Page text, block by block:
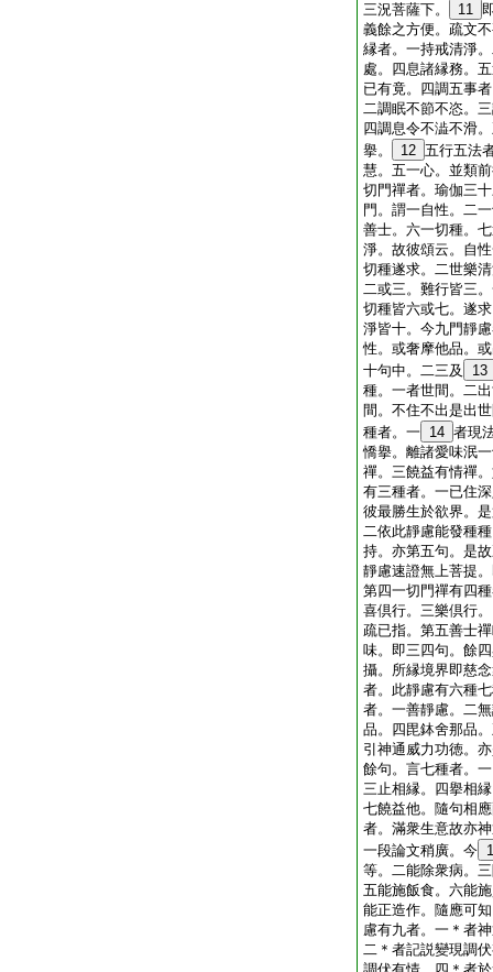
三況菩薩下。
11
義餘之方便。疏文
縁者。一持戒清淨
處。四息諸縁務。
已有竟。四調五事
二調眠不節不恣。
四調息令不澁不滑
擧。
12 五行五法
慧。五一心。並類
切門禪者。瑜伽三
門。謂一自性。二
善士。六一切種。
淨。故彼頌云。自
切種遂求。二世樂
二或三。難行皆三
切種皆六或七。遂
淨皆十。今九門靜
性。或奢摩他品。
十句中。二三及
13
種。一者世間。二
間。不住不出是出
種者。一 14 者現
憍擧。離諸愛味泯
禪。三饒益有情禪
有三種者。一已住
彼最勝生於欲界。
二依此靜慮能發種
持。亦第五句。是
靜慮速證無上菩提
第四一切門禪有四
喜倶行。三樂倶行
疏已指。第五善士
味。即三四句。餘
攝。所縁境界即慈
者。此靜慮有六種
者。一善靜慮。二
品。四毘鉢舍那品
引神通威力功徳。
餘句。言七種者。
三止相縁。四擧相
七饒益他。隨句相
者。滿衆生意故亦
一段論文稍廣。今 1
等。二能除衆病。
五能施飯食。六能
能正造作。隨應可
慮有九者。一＊者
二＊者記説變現調